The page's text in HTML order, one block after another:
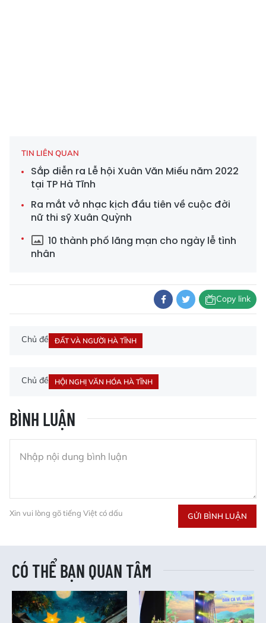
TIN LIÊN QUAN
Sắp diễn ra Lễ hội Xuân Văn Miếu năm 2022
tại TP Hà Tĩnh
Ra mắt vở nhạc kịch đầu tiên về cuộc đời
nữ thi sỹ Xuân Quỳnh
10 thành phố lãng mạn cho ngày lễ tình
nhân
Copy link
Chủ đề ĐẤT VÀ NGƯỜI HÀ TĨNH
Chủ đề HỘI NGHỊ VĂN HÓA HÀ TĨNH
BÌNH LUẬN
Xin vui lòng gõ tiếng Việt có dấu GỬI BÌNH LUẬN
CÓ THỂ BẠN QUAN TÂM